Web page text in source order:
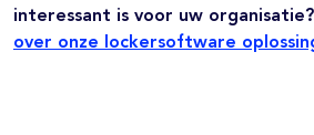
interessant is voor uw organisatie?
over onze lockersoftware